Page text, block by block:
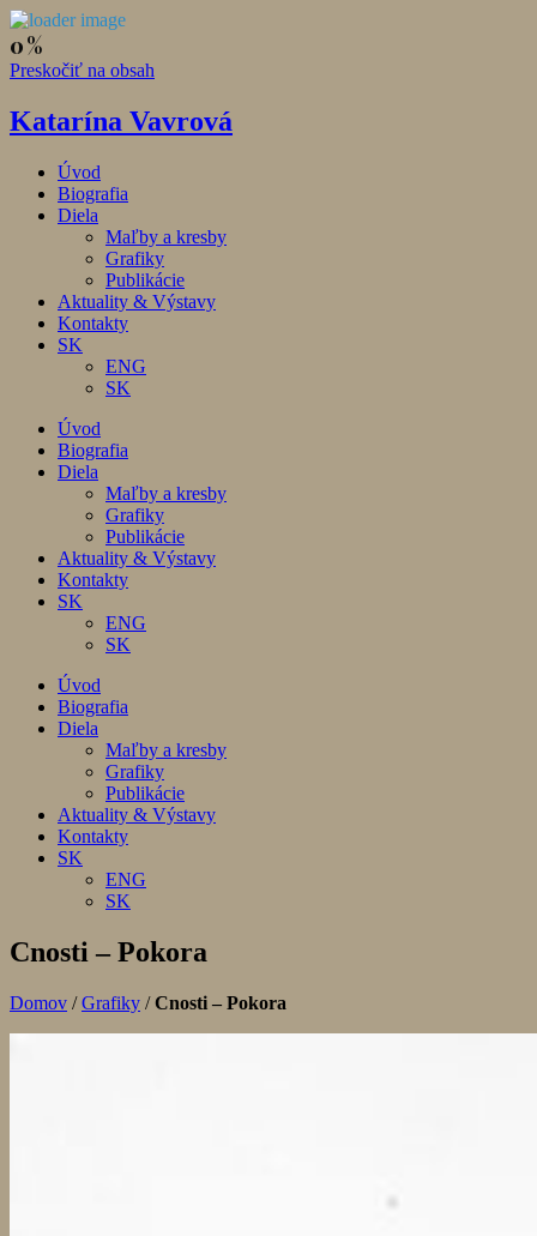
Preskočiť na obsah
Katarína Vavrová
Úvod
Biografia
Diela
Maľby a kresby
Grafiky
Publikácie
Aktuality & Výstavy
Kontakty
SK
ENG
SK
Úvod
Biografia
Diela
Maľby a kresby
Grafiky
Publikácie
Aktuality & Výstavy
Kontakty
SK
ENG
SK
Úvod
Biografia
Diela
Maľby a kresby
Grafiky
Publikácie
Aktuality & Výstavy
Kontakty
SK
ENG
SK
Cnosti – Pokora
Domov /Grafiky /Cnosti – Pokora